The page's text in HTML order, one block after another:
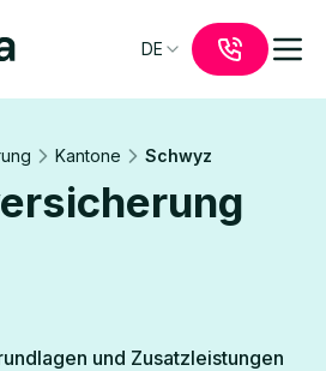
DE
Kantone Schwyz
und Zusatzleistungen